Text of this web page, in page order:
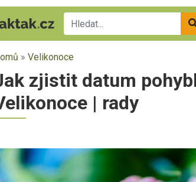
» Velikonoce
zjistit datum
| rady